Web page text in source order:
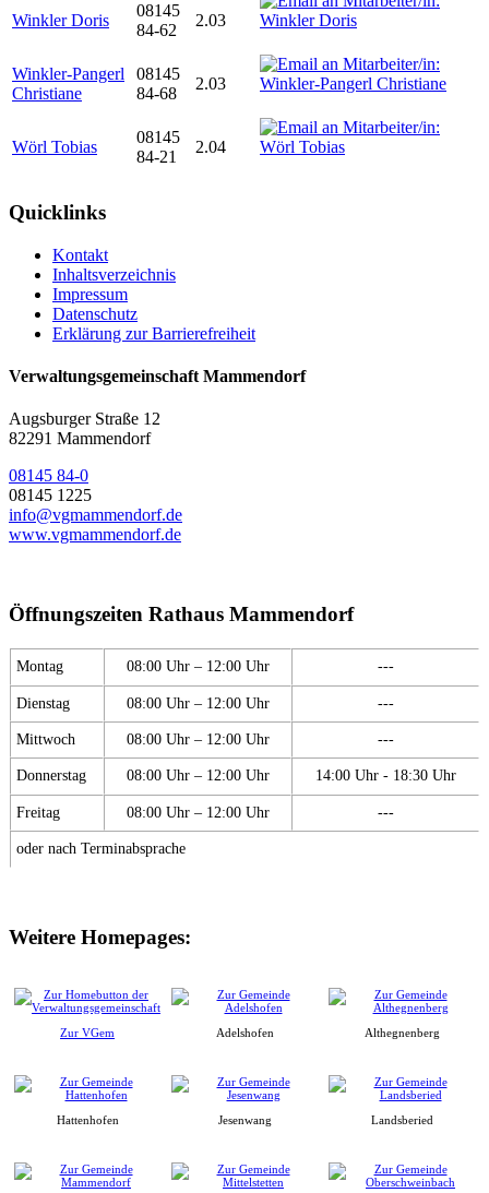
Winkler Doris
08145
84-62
2.03
Winkler-Pangerl
Christiane
08145
84-68
2.03
Wörl Tobias
08145
84-21
2.04
Quicklinks
Kontakt
Inhaltsverzeichnis
Impressum
Datenschutz
Erklärung zur Barrierefreiheit
Verwaltungsgemeinschaft Mammendorf
Augsburger Straße 12
82291 Mammendorf
08145 84-0
08145 1225
info@vgmammendorf.de
www.vgmammendorf.de
Öffnungszeiten Rathaus Mammendorf
Montag 08:00 Uhr – 12:00 Uhr ---
Dienstag 08:00 Uhr – 12:00 Uhr ---
Mittwoch 08:00 Uhr – 12:00 Uhr ---
Donnerstag 08:00 Uhr – 12:00 Uhr 14:00 Uhr - 18:30 Uhr
Freitag 08:00 Uhr – 12:00 Uhr ---
oder nach Terminabsprache
Weitere Homepages:
Zur VGem Adelshofen Althegnenberg
Hattenhofen Jesenwang Landsberied